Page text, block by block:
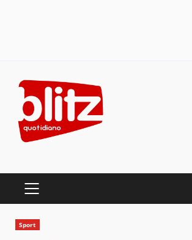
content
PRIMARY
Sport